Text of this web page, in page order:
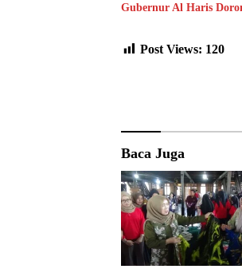
Gubernur Al Haris
Post Views: 120
Baca Juga